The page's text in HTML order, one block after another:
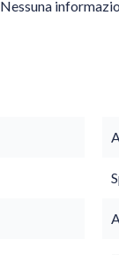
Nessuna